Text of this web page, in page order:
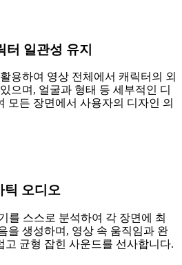
터 일관성 유지
용하여 영상 전체에서 캐릭터의 외
으며, 얼굴과 형태 등 세부적인 디
모든 장면에서 사용자의 디자인 의
틱 오디오
를 스스로 분석하여 각 장면에 최
을 생성하며, 영상 속 움직임과 완
고 균형 잡힌 사운드를 선사합니다.